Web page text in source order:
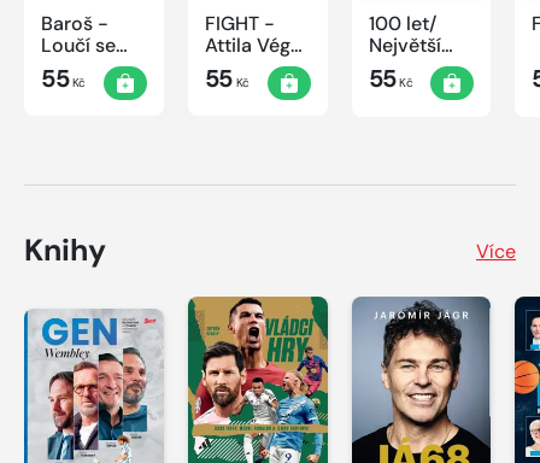
Baroš -
Loučí se
dravec
55Kč
FIGHT -
Attila Végh
vs. Karlos
Vémola
55Kč
100 let/
Největší
okamžiky
českého
55Kč
Knihy Více